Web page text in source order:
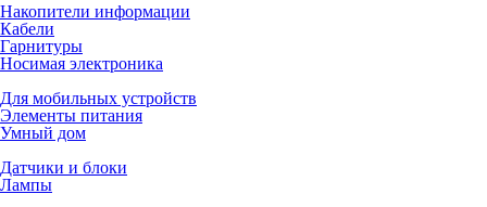
Накопители информации
Кабели
Гарнитуры
Носимая электроника
Для мобильных устройств
Элементы питания
Умный дом
Датчики и блоки
Лампы